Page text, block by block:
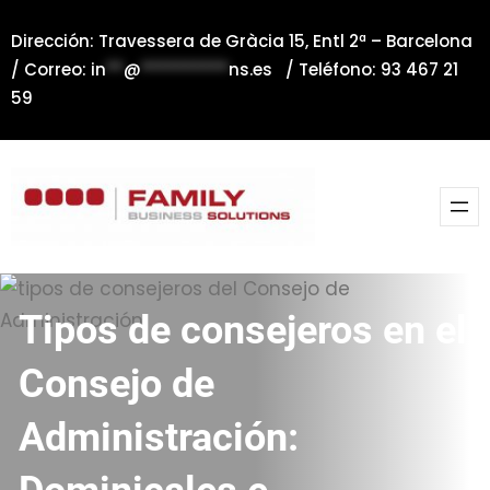
al
contenido
Dirección: Travessera de Gràcia 15, Entl 2ª – Barcelona
/ Correo: in**@**********ns.es / Teléfono: 93 467 21
59
Tipos de consejeros en el
Consejo de
Administración: